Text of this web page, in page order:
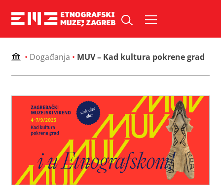
• Događanja • MUV – Kad kultura pokrene grad